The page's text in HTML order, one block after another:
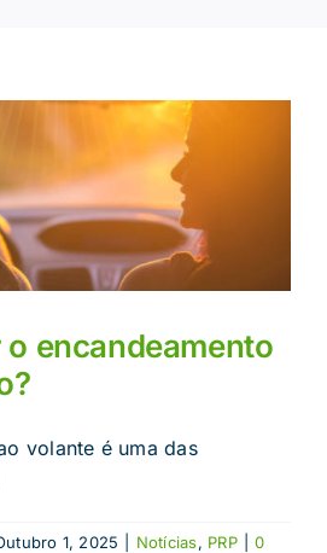
encandeamento
volante é uma das
1, 2025 Notícias, PRP
0